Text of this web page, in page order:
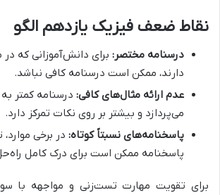
نقاط ضعف فیزیک یازدهم الگو
درسنامه مختصر: برای دانش‌آموزانی که
دارند، ممکن است درسنامه کافی نباشد.
عدم ارائه مثال‌های کافی: درسنامه کمتر
می‌پردازد و بیشتر بر روی نکات تمرکز دارد.
پاسخنامه‌های نسبتاً کوتاه: در برخی
پاسخنامه ممکن است برای درک کامل
برای تقویت مهارت تست‌زنی و مواجهه با